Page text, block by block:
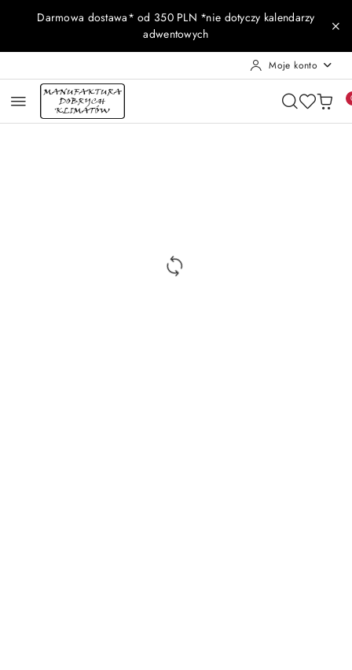
Przejdź do treści głównej
Przejdź do wyszukiwarki
Przejdź do moje konto
Przejdź do menu głównego
Przejdź do opisu produktu
Przejdź do stopki
Darmowa dostawa* od 350 PLN *nie dotyczy kalendarzy
adwentowych
Moje konto